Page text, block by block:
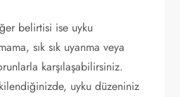
belirtisi ise uyku
sık sık uyanma veya
karşılaşabilirsiniz.
uyku düzeniniz